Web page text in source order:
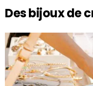
Des bijoux de